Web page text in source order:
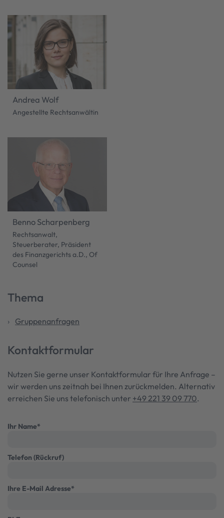
Andrea Wolf
Angestellte Rechtsanwältin
Benno Scharpenberg
Rechtsanwalt,
Steuerberater, Präsident
des Finanzgerichts a.D., Of
Counsel
Thema
Gruppenanfragen
Kontaktformular
Nutzen Sie gerne unser Kontaktformular für Ihre Anfrage –
wir werden uns zeitnah bei Ihnen zurückmelden. Alternativ
erreichen Sie uns telefonisch unter +49 221 39 09 770.
Ihr Name*
Telefon (Rückruf)
Ihre E-Mail Adresse*